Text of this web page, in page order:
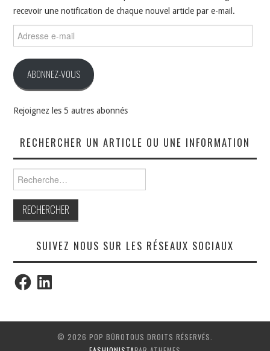
recevoir une notification de chaque nouvel article par e-mail.
e-
ABONNEZ-VOUS
Rejoignez les 5 autres abonnés
RECHERCHER UN ARTICLE OU UNE INFORMATION
SUIVEZ NOUS SUR LES RÉSEAUX SOCIAUX
FacebookLinkedIn
© 2026 POP BÜROTOUS DROITS RÉSERVÉS.